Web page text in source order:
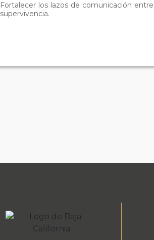
Fortalecer los lazos de comunicación
supervivencia.